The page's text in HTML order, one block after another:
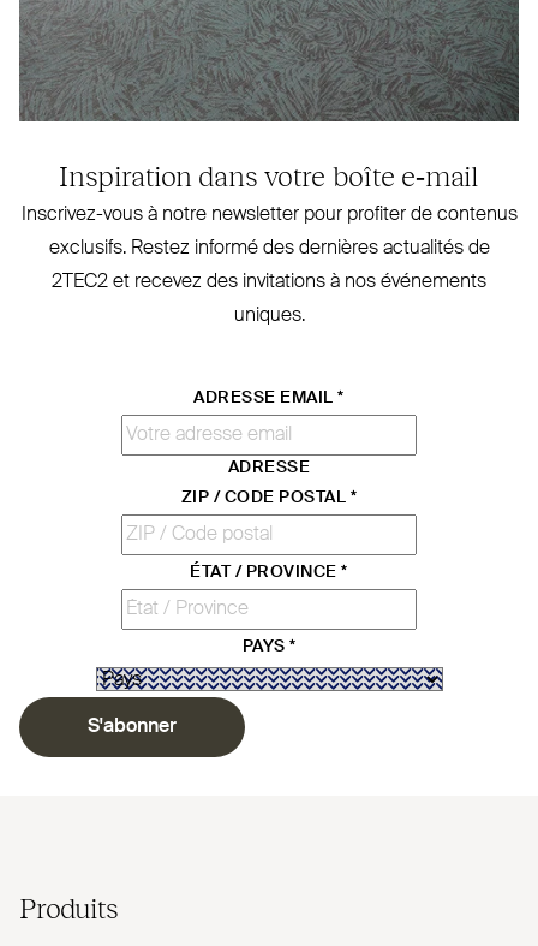
Inspiration dans votre boîte e‑mail
Inscrivez-vous à notre newsletter pour profiter de contenus
exclusifs. Restez informé des dernières actualités de
2TEC2 et recevez des invi­tations à nos évé­nements
uniques.
ADRESSE EMAIL*
ADRESSE
ZIP / CODE POSTAL *
ÉTAT / PROVINCE*
PAYS *
S'abonner
Produits